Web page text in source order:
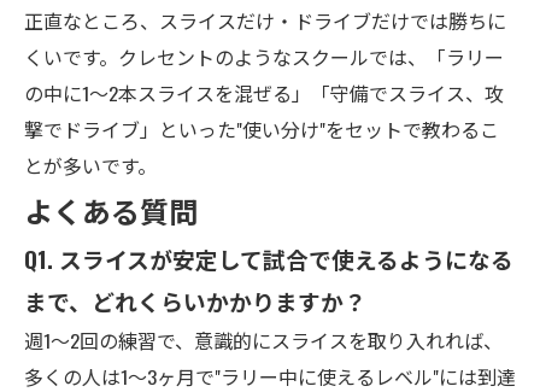
正直なところ、スライスだけ・ドライブだけでは勝ちに
くいです。クレセントのようなスクールでは、「ラリー
の中に1〜2本スライスを混ぜる」「守備でスライス、攻
撃でドライブ」といった"使い分け"をセットで教わるこ
とが多いです。
よくある質問
Q1. スライスが安定して試合で使えるようになる
まで、どれくらいかかりますか？
週1〜2回の練習で、意識的にスライスを取り入れれば、
多くの人は1〜3ヶ月で"ラリー中に使えるレベル"には到達